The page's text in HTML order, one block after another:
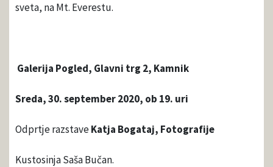
sveta, na Mt. Everestu.
Galerija Pogled, Glavni trg 2, Kamnik
Sreda, 30. september 2020, ob 19. uri
Odprtje razstaveKatja Bogataj, Fotografije
Kustosinja Saša Bučan.